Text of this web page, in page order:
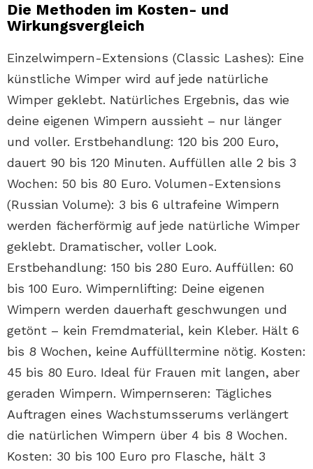
Die Methoden im Kosten- und
Wirkungsvergleich
Einzelwimpern-Extensions (Classic Lashes): Eine
künstliche Wimper wird auf jede natürliche
Wimper geklebt. Natürliches Ergebnis, das wie
deine eigenen Wimpern aussieht – nur länger
und voller. Erstbehandlung: 120 bis 200 Euro,
dauert 90 bis 120 Minuten. Auffüllen alle 2 bis 3
Wochen: 50 bis 80 Euro. Volumen-Extensions
(Russian Volume): 3 bis 6 ultrafeine Wimpern
werden fächerförmig auf jede natürliche Wimper
geklebt. Dramatischer, voller Look.
Erstbehandlung: 150 bis 280 Euro. Auffüllen: 60
bis 100 Euro. Wimpernlifting: Deine eigenen
Wimpern werden dauerhaft geschwungen und
getönt – kein Fremdmaterial, kein Kleber. Hält 6
bis 8 Wochen, keine Auffülltermine nötig. Kosten:
45 bis 80 Euro. Ideal für Frauen mit langen, aber
geraden Wimpern. Wimpernseren: Tägliches
Auftragen eines Wachstumsserums verlängert
die natürlichen Wimpern über 4 bis 8 Wochen.
Kosten: 30 bis 100 Euro pro Flasche, hält 3